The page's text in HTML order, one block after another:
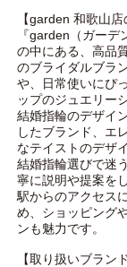
【garden 和歌山店
『garden（ガーデ
の中にある、高品
のブライダルブラ
や、日常使いにぴ
ップのジュエリー
結婚指輪のデザイ
したブランド、エ
なテイストのデザ
結婚指輪選びで迷
寧に説明や提案を
駅からのアクセス
め、ショッピング
ンも魅力です。
【取り扱いブランド